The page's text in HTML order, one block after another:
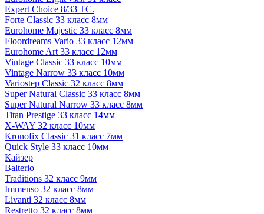
Expert Choice 8/33 TC.
Forte Classic 33 класс 8мм
Eurohome Majestic 33 класс 8мм
Floordreams Vario 33 класс 12мм
Eurohome Art 33 класс 12мм
Vintage Classic 33 класс 10мм
Vintage Narrow 33 класс 10мм
Variostep Classic 32 класс 8мм
Super Natural Classic 33 класс 8мм
Super Natural Narrow 33 класс 8мм
Titan Prestige 33 класс 14мм
X-WAY 32 класс 10мм
Kronofix Classic 31 класс 7мм
Quick Style 33 класс 10мм
Кайзер
Balterio
Traditions 32 класс 9мм
Immenso 32 класс 8мм
Livanti 32 класс 8мм
Restretto 32 класс 8мм